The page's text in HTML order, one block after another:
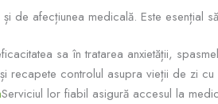
de afecțiunea medicală. Este
sa în tratarea anxietății,
recapete controlul asupra vieții de zi
Serviciul lor fiabil asigură accesul la